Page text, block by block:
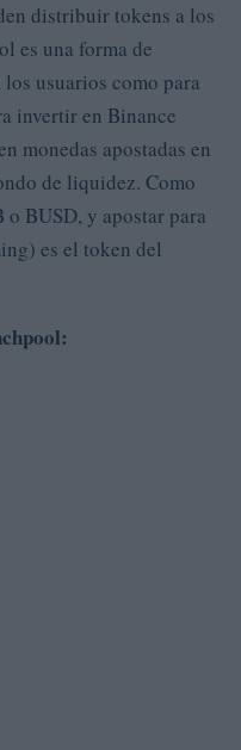
distribuir tokens a los
es una forma de
usuarios como para
invertir en Binance
monedas apostadas en
de liquidez. Como
BUSD, y apostar para
es el token del